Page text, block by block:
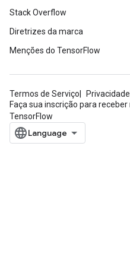
Stack Overflow
Diretrizes da marca
Menções do TensorFlow
Termos de Serviço Privacidade
Faça sua inscrição para
TensorFlow